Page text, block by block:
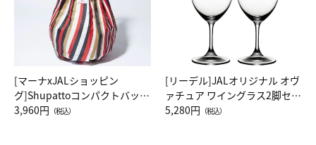
[マーナxJALショッピン
グ]Shupattoコンパクトバッグ
Drop JAL客室乗務員（LC）ス
3,960円 （税込）
[リーデル]JALオリジナル オヴ
ァチュア ワイングラス2脚セッ
ト（レッドワイン）
5,280円 （税込）